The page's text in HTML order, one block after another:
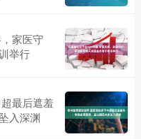
家医守
举行
最后遮羞
入深渊